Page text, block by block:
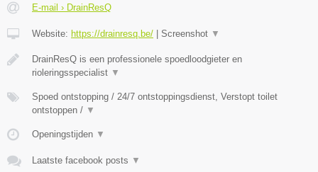
E-mail › DrainResQ
Website: https://drainresq.be/ | Screenshot ▼
DrainResQ is een professionele spoedloodgieter en
rioleringsspecialist ▼
Spoed ontstopping / 24/7 ontstoppingsdienst, Verstopt toilet
ontstoppen / ▼
Openingstijden ▼
Laatste facebook posts ▼